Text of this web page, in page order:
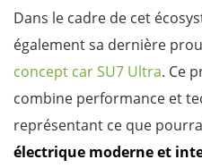
Dans le cadre de cet
également sa dernière
concept car SU7 Ultra. Ce
combine performance et
représentant ce que
électrique moderne et